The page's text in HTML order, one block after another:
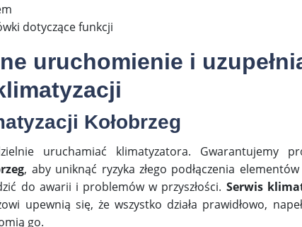
dotyczące funkcji
uruchomienie i
Kołobrzeg
uruchamiać klimatyzatora. Gwarantujemy
, aby uniknąć ryzyka złego podłączenia
do awarii i problemów w przyszłości. Serwis
upewnią się, że wszystko działa prawidłowo,
go.